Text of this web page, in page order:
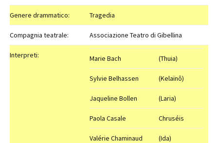
Genere drammatico: Tragedia
Compagnia teatrale: Associazione Teatro di Gibellina
Interpreti: Marie Bach (Thuia)
Sylvie Belhassen (Kelaïnô)
Jaqueline Bollen (Laria)
Paola Casale Chruséis
Valérie Chaminaud (Ida)